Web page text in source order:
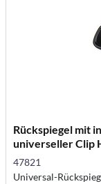
Rückspiegel mit
universeller Clip
47821
Universal-